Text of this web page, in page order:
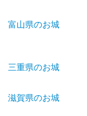
富山県のお城
三重県のお城
滋賀県のお城